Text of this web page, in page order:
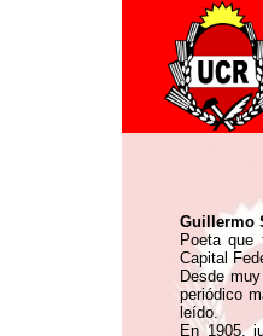
Guillermo
Poeta que
Capital
Desde
periódico
leído.
En 1905,